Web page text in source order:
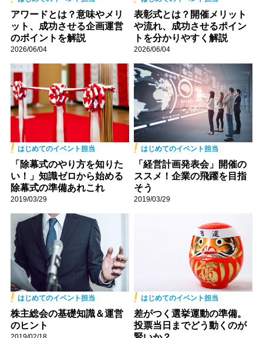
アワードとは？意味やメリ
ット、成功させる企画運営
のポイントを解説
2026/06/04
表彰式とは？開催メリット
や流れ、成功させるポイン
トを分かりやすく解説
2026/06/04
はじめてのイベント担当
「除幕式のやり方を知りた
い！」知識ゼロから始める
除幕式の準備あれこれ
2019/03/29
はじめてのイベント担当
「経営計画発表会」開催の
ススメ！企業の飛躍を目指
そう
2019/03/29
はじめてのイベント担当
株主総会の基礎知識＆運営
のヒント
はじめてのイベント担当
差がつく選挙運動の準備。
投票当日までどう動くのが